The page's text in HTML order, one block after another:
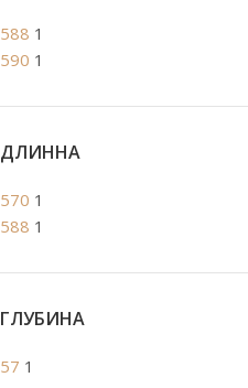
588 1
590 1
ДЛИННА
570 1
588 1
ГЛУБИНА
57 1